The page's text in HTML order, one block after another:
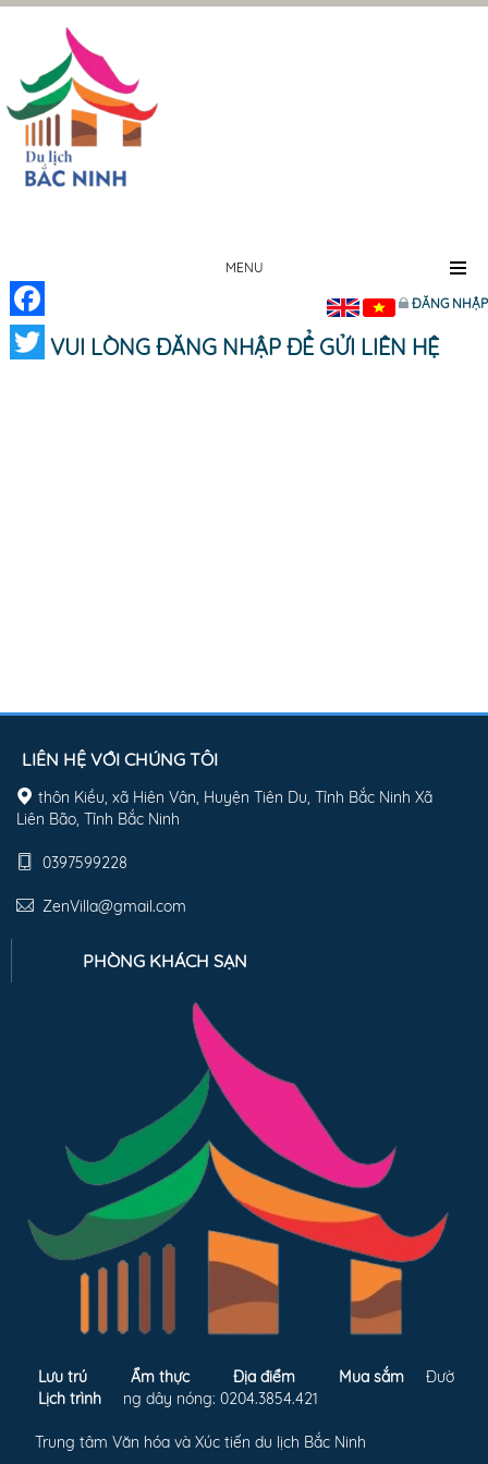
MENU
ĐĂNG NHẬP
VUI LÒNG ĐĂNG NHẬP ĐỂ GỬI LIÊN HỆ
LIÊN HỆ VỚI CHÚNG TÔI
thôn Kiều, xã Hiên Vân, Huyện Tiên Du, Tỉnh Bắc Ninh Xã
Liên Bão, Tỉnh Bắc Ninh
0397599228
ZenVilla@gmail.com
PHÒNG KHÁCH SẠN
Lưu trú Ẩm thực Địa điểm
Mua sắm
Lịch trình
Đườ
ng dây nóng: 0204.3854.421
Trung tâm Văn hóa và Xúc tiến du lịch Bắc Ninh
Facebook